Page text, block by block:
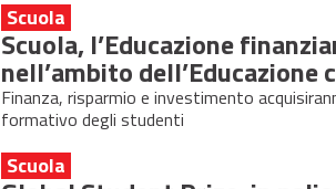
Scuola
Scuola, l’Educazione
nell’ambito dell’Educazione
Finanza, risparmio e investimento
formativo degli studenti
Scuola